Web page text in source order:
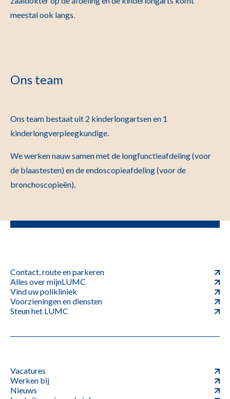
meestal ook langs.
Ons team
Ons team bestaat uit 2 kinderlongartsen en 1
kinderlongverpleegkundige.
We werken nauw samen met de longfunctieafdeling (voor
de blaastesten) en de endoscopieafdeling (voor de
bronchoscopieën).
Contact, route en parkeren
Alles over mijnLUMC
Vind uw polikliniek
Voorzieningen en diensten
Steun het LUMC
Vacatures
Werken bij
Nieuws